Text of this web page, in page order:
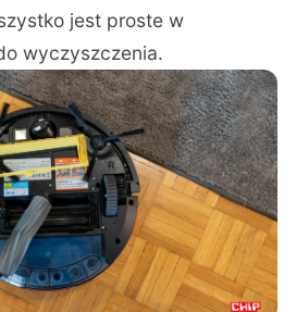
jest proste w
wyczyszczenia.